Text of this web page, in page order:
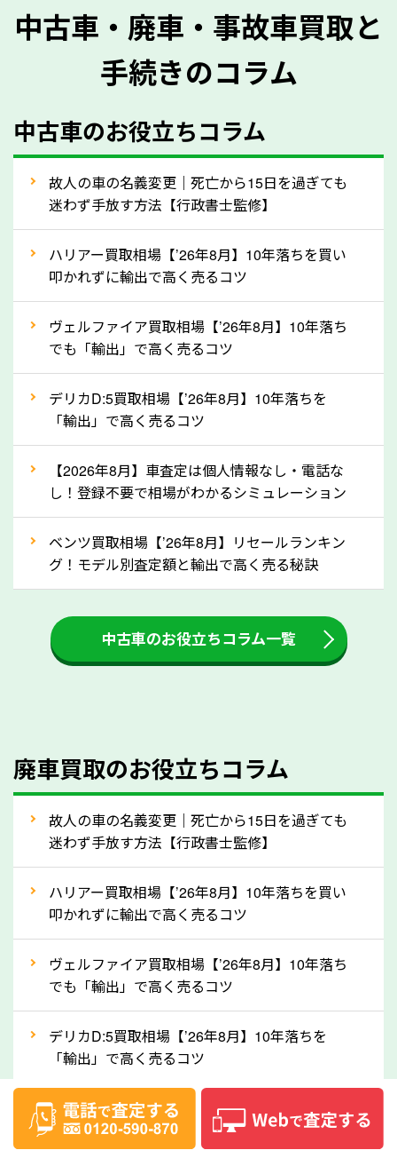
質問させていただく内容は以下の通りとなります。
メーカー／車種
型式／グレード
走行距離（例：約〇万キロ）
車検の満了日
内装や外装の状態
定を行い高価買取価格をつけやすくなります。
ってきます！
自動車税の還付金は、先に年払いしていた自動車税が
月割りで返還されるものです。ですから、自動車税の
還付金は早めに売却するほど多く還付されます。不要
な車は早めに廃車手続きをしたほうが良いでしょう。
③自動車税の還付金の扱いについて確認し
ましょう！
車を廃車にすると、自動車税の還付金を受け取ること
ができる場合があります。廃車買取業者の中には、還
付金をお客様に返還しない業者もあります。廃車査定
をする際には、自動車税の還付金の返還があるかどう
かを確認するようにしてください。長野県のソコカラ
人気の車種は廃車の状態でも、高価買取が可能です。
産車は高く買取が可能です。「廃車＝買取できない」
なら廃車の車も適正価格で買取できます。他社で買取
拒否となった車も価格がつく可能性があるので、諦め
ずに長野県の「ソコカラ」にご相談ください。古い車
でも高価買取が可能なケースは珍しくないため、まず
はWebで簡単にできる無料査定をお試しください。
実績」で確認できます。
⑤車内の簡単な清掃で買取価格アップも！
しばらく乗っていない車は、車内のシートや座席の下
が汚れていることも多いです。シミや汚れが付着して
中古車・廃車・事故車買取と
手続きのコラム
中古車のお役立ちコラム
故人の車の名義変更｜死亡から15日を過ぎても
迷わず手放す方法【行政書士監修】
ハリアー買取相場【’26年8月】10年落ちを買い
叩かれずに輸出で高く売るコツ
ヴェルファイア買取相場【’26年8月】10年落ち
でも「輸出」で高く売るコツ
デリカD:5買取相場【’26年8月】10年落ちを
「輸出」で高く売るコツ
【2026年8月】車査定は個人情報なし・電話な
し！登録不要で相場がわかるシミュレーション
ベンツ買取相場【’26年8月】リセールランキン
グ！モデル別査定額と輸出で高く売る秘訣
中古車のお役立ちコラム一覧
廃車買取のお役立ちコラム
故人の車の名義変更｜死亡から15日を過ぎても
迷わず手放す方法【行政書士監修】
ハリアー買取相場【’26年8月】10年落ちを買い
叩かれずに輸出で高く売るコツ
ヴェルファイア買取相場【’26年8月】10年落ち
でも「輸出」で高く売るコツ
デリカD:5買取相場【’26年8月】10年落ちを
「輸出」で高く売るコツ
【2026年8月】車査定は個人情報なし・電話な
し！登録不要で相場がわかるシミュレーション